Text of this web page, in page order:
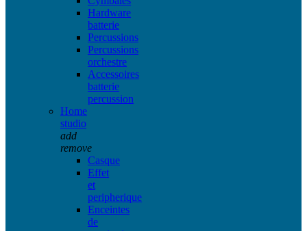
Hardware
batterie
Percussions
Percussions
orchestre
Accessoires
batterie
percussion
Home
studio
add
remove
Casque
Effet
et
peripherique
Enceintes
de